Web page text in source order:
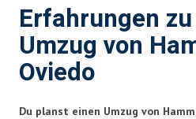
Erfahrungen
Umzug von
Oviedo
Du planst einen Umzug von